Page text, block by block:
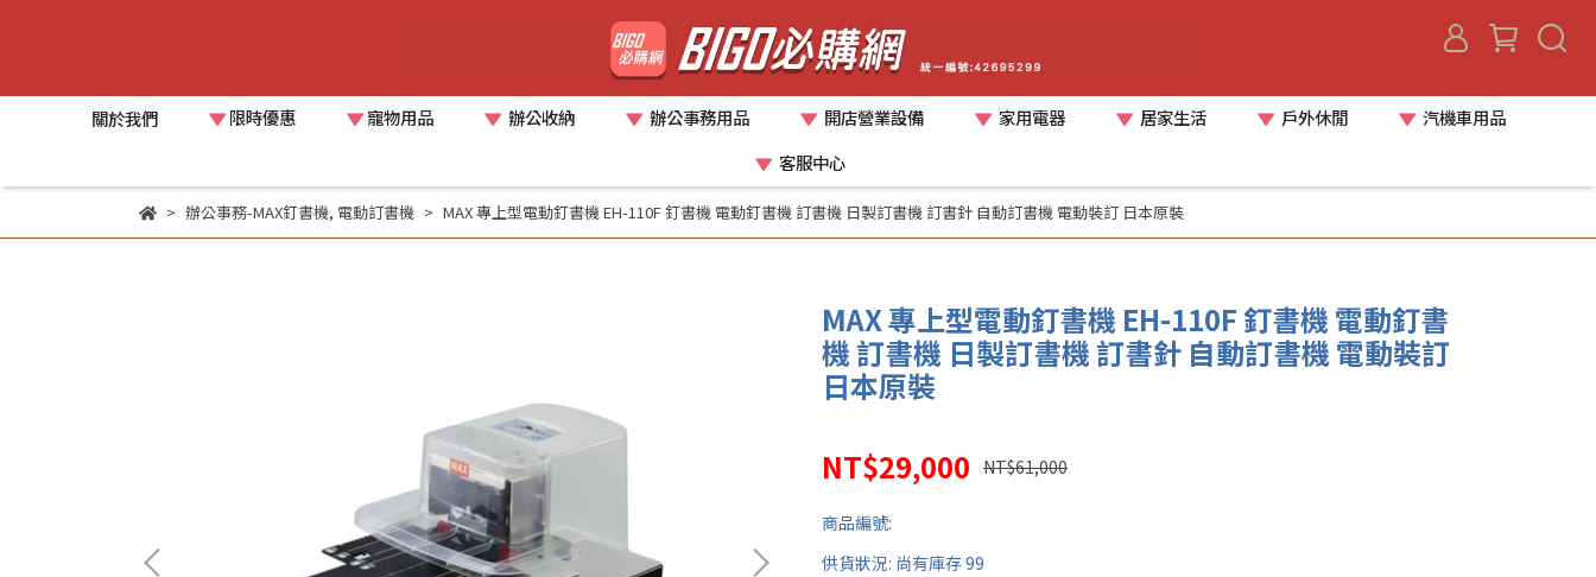
關於我們 限時優惠 寵物用品 辦公收納 辦公事務用品 開店營業設備 家用電器 居家生活 戶外休閒
汽機車用品
客服中心
辦公事務-MAX釘書機, 電動訂書機 MAX 專上型電動釘書機 EH-110F 釘書機 電動釘書機 訂書機 日製訂書機 訂書針 自動訂書機 電動裝訂 日本原裝
MAX 專上型電動釘書機 EH-110F 釘書機 電動釘書
機 訂書機 日製訂書機 訂書針 自動訂書機 電動裝訂
日本原裝
NT$29,000 NT$61,000
商品編號:
供貨狀況: 尚有庫存 99